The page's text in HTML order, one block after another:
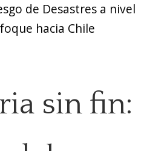
de Desastres a nivel
hacia Chile
sin fin: